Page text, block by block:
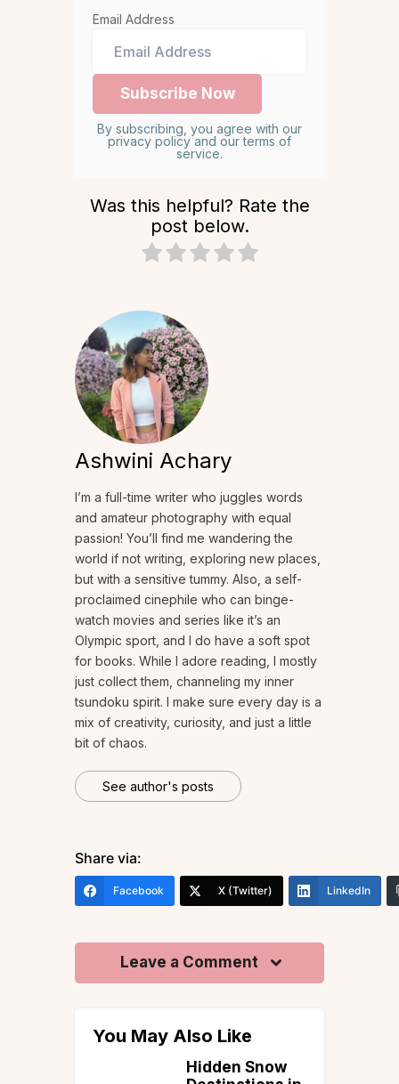
Email Address
By subscribing, you agree with our
privacy policy and our terms of
service.
Was this helpful? Rate the
post below.
Ashwini Achary
I’m a full-time writer who juggles words
and amateur photography with equal
passion! You’ll find me wandering the
world if not writing, exploring new places,
but with a sensitive tummy. Also, a self-
proclaimed cinephile who can binge-
watch movies and series like it’s an
Olympic sport, and I do have a soft spot
for books. While I adore reading, I mostly
just collect them, channeling my inner
tsundoku spirit. I make sure every day is a
mix of creativity, curiosity, and just a little
bit of chaos.
See author's posts
Share via:
Facebook X (Twitter) LinkedIn
Leave a Comment
You May Also Like